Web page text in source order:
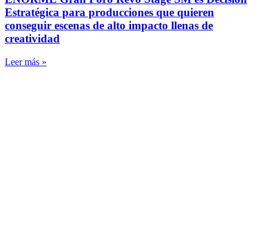
Estratégica para producciones que quieren
conseguir escenas de alto impacto llenas de
creatividad
Leer más »